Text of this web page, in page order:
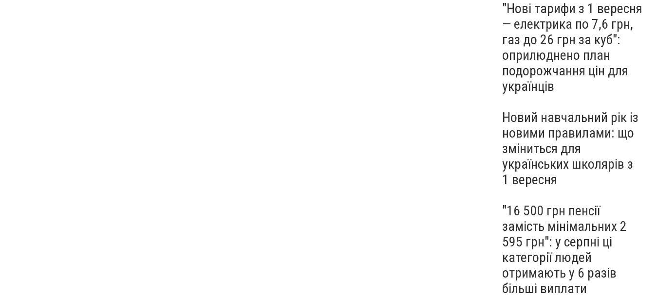
"Нові тарифи з 1 вересня
— електрика по 7,6 грн,
газ до 26 грн за куб":
оприлюднено план
подорожчання цін для
українців
Новий навчальний рік із
новими правилами: що
зміниться для
українських школярів з
1 вересня
"16 500 грн пенсії
замість мінімальних 2
595 грн": у серпні ці
категорії людей
отримають у 6 разів
більші виплати